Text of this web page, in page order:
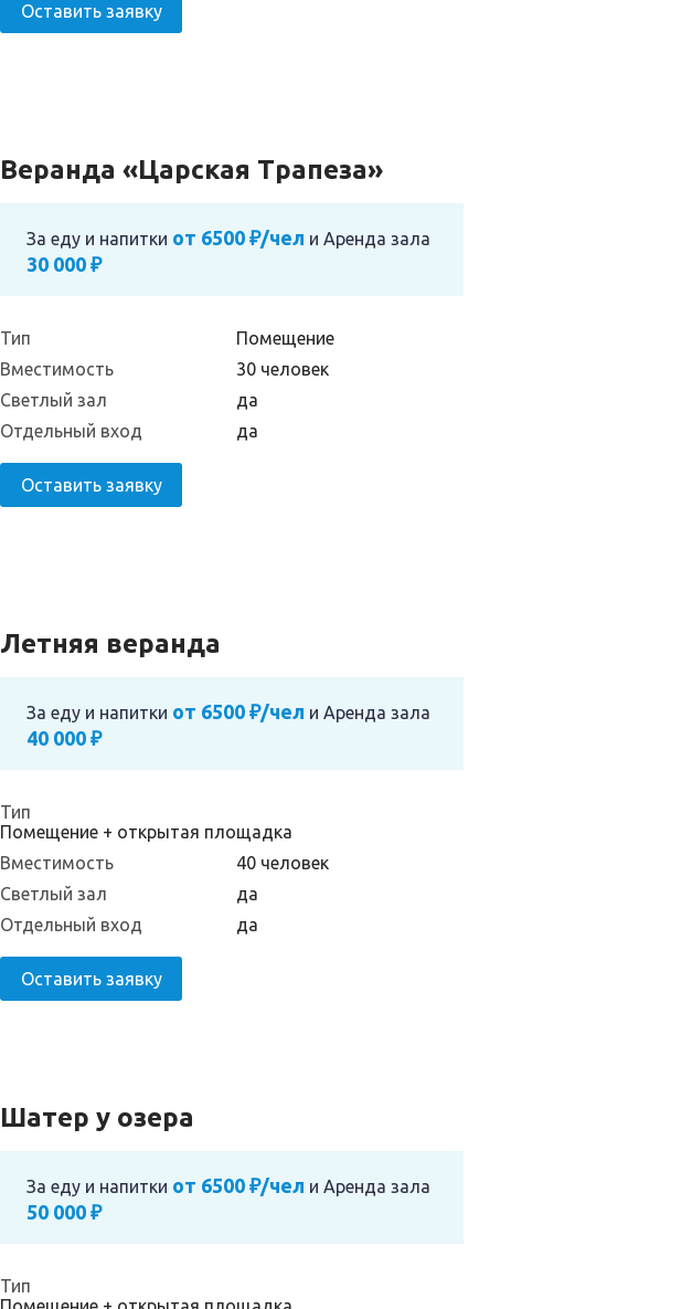
Оставить заявку
Веранда «Царская Трапеза»
За еду и напитки от 6500 ₽/чел и Аренда зала
30 000 ₽
Тип
Помещение
Вместимость
30 человек
Светлый зал
да
Отдельный вход
да
Оставить заявку
Летняя веранда
За еду и напитки от 6500 ₽/чел и Аренда зала
40 000 ₽
Тип
Помещение + открытая площадка
Вместимость
40 человек
Светлый зал
да
Отдельный вход
да
Оставить заявку
Шатер у озера
За еду и напитки от 6500 ₽/чел и Аренда зала
50 000 ₽
Тип